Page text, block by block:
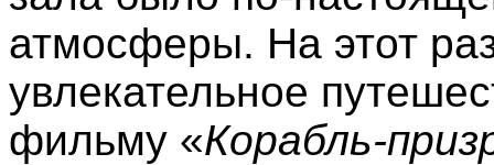
атмосферы. На этот
увлекательное
фильму «Корабль-